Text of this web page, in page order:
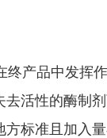
终产品中发挥
去活性的酶制
方标准且加入